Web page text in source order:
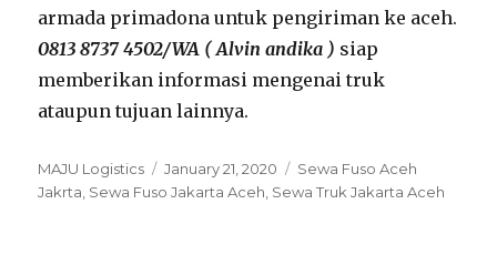
armada primadona untuk pengiriman ke aceh.
0813 8737 4502/WA ( Alvin andika ) siap
memberikan informasi mengenai truk
ataupun tujuan lainnya.
Author
MAJU Logistics
Posted
on
January 21, 2020 Tags
Sewa Fuso Aceh
Jakrta, Sewa Fuso Jakarta Aceh, Sewa Truk Jakarta Aceh